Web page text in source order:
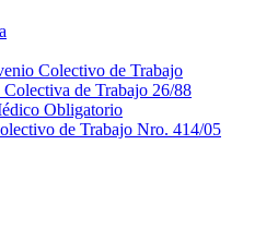
Colectivo de Trabajo
de Trabajo 26/88
Obligatorio
de Trabajo Nro. 414/05